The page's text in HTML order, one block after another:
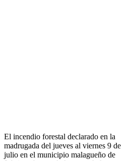
El incendio forestal declarado en la
madrugada del jueves al viernes 9 de
julio en el municipio malagueño de